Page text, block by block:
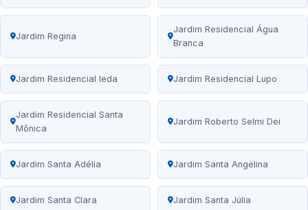
Jardim Regina
Jardim Residencial Água
Branca
Jardim Residencial Ieda Jardim Residencial Lupo
Jardim Residencial Santa
Mônica
Jardim Roberto Selmi Dei
Jardim Santa Adélia Jardim Santa Angelina
Jardim Santa Clara Jardim Santa Júlia